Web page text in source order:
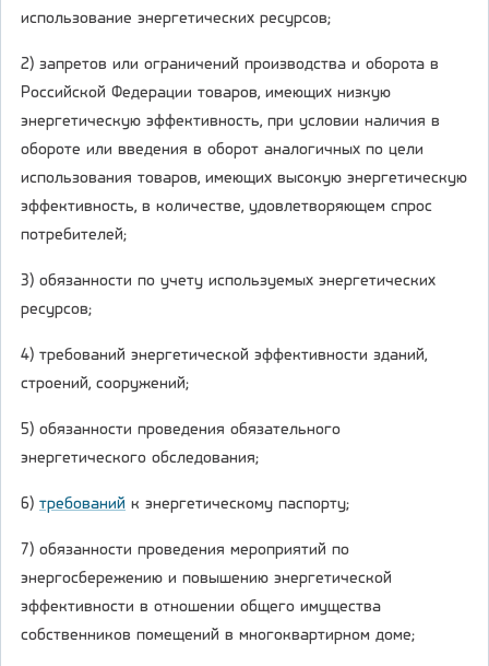
использование энергетических ресурсов;
2) запретов или ограничений производства и оборота в
Российской Федерации товаров, имеющих низкую
энергетическую эффективность, при условии наличия в
обороте или введения в оборот аналогичных по цели
использования товаров, имеющих высокую энергетическую
эффективность, в количестве, удовлетворяющем спрос
потребителей;
3) обязанности по учету используемых энергетических
ресурсов;
4) требований энергетической эффективности зданий,
строений, сооружений;
5) обязанности проведения обязательного
энергетического обследования;
6) требований к энергетическому паспорту;
7) обязанности проведения мероприятий по
энергосбережению и повышению энергетической
эффективности в отношении общего имущества
собственников помещений в многоквартирном доме;